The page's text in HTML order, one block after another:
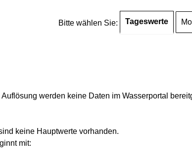
Bitte wählen Sie: Tageswerte
werden keine Daten im Wasserportal
keine Hauptwerte vorhanden.
mit: